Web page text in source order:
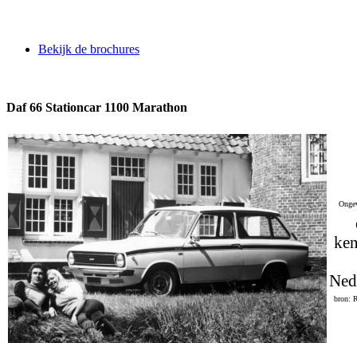
Bekijk de brochures
Daf 66 Stationcar 1100 Marathon
bron: